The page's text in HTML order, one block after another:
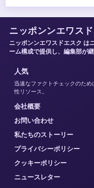
ニッポンンエワス
ニッポンンエワスドエスク は
ーム構成で提供し、編集部が
人気
迅速なファクトチェックのた
性リソース。
会社概要
お問い合わせ
私たちのストーリー
プライバシーポリシー
クッキーポリシー
ニュースレター